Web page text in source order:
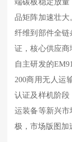
品矩阵加速壮
纤维到部件全
证，核心供应商
自主研发的
200商用无人运
认证及样机阶
运装备等新兴
极，市场版图加